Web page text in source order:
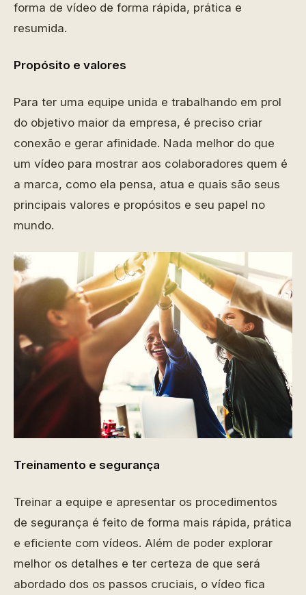
forma de vídeo de forma rápida, prática e
resumida.
Propósito e valores
Para ter uma equipe unida e trabalhando em prol
do objetivo maior da empresa, é preciso criar
conexão e gerar afinidade. Nada melhor do que
um vídeo para mostrar aos colaboradores quem é
a marca, como ela pensa, atua e quais são seus
principais valores e propósitos e seu papel no
mundo.
Treinamento e segurança
Treinar a equipe e apresentar os procedimentos
de segurança é feito de forma mais rápida, prática
e eficiente com vídeos. Além de poder explorar
melhor os detalhes e ter certeza de que será
abordado dos os passos cruciais, o vídeo fica